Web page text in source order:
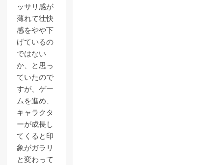
ッサリ感が
薄れて壮快
感をやや下
げているの
ではない
か、と思っ
ていたので
すが、ゲー
ムを進め、
キャラクタ
ーが成長し
てくると印
象がガラリ
と変わって